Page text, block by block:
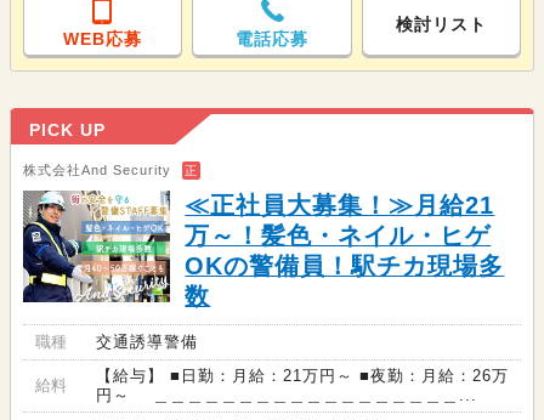
WEB応募 電話応募
検討リスト
PICK UP
株式会社And Security 正
≪正社員大募集！≫月給21
万～！髪色・ネイル・ヒゲ
OKの警備員！駅チカ現場多
数
職種 交通誘導警備
給料
【給与】 ■日勤：月給：21万円～ ■夜勤：月給：26万
円～ ＿＿＿＿＿＿＿＿＿＿＿＿＿＿＿＿＿＿...